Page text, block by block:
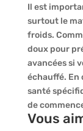
Il est
surtout le
froids.
doux pour
avancées si
échauffé. En
santé
de
Vous